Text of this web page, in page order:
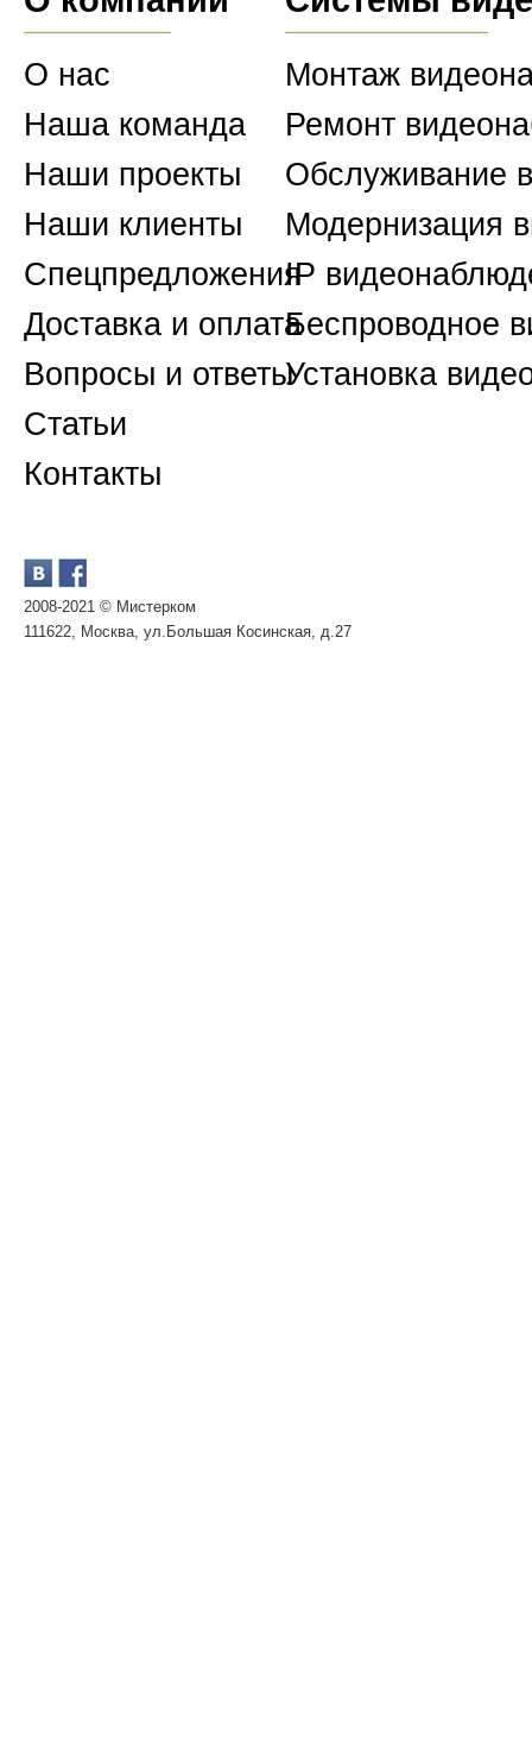
О нас
Наша команда
Наши проекты
Наши клиенты
Спецпредложения
Доставка и оплата
Вопросы и ответы
Статьи
Контакты
2008-2021 © Мистерком
111622, Москва, ул.Большая Косинская, д.27
Монтаж
Ремонт
Обслуживание
Модернизация
IP
Беспроводное
Установка